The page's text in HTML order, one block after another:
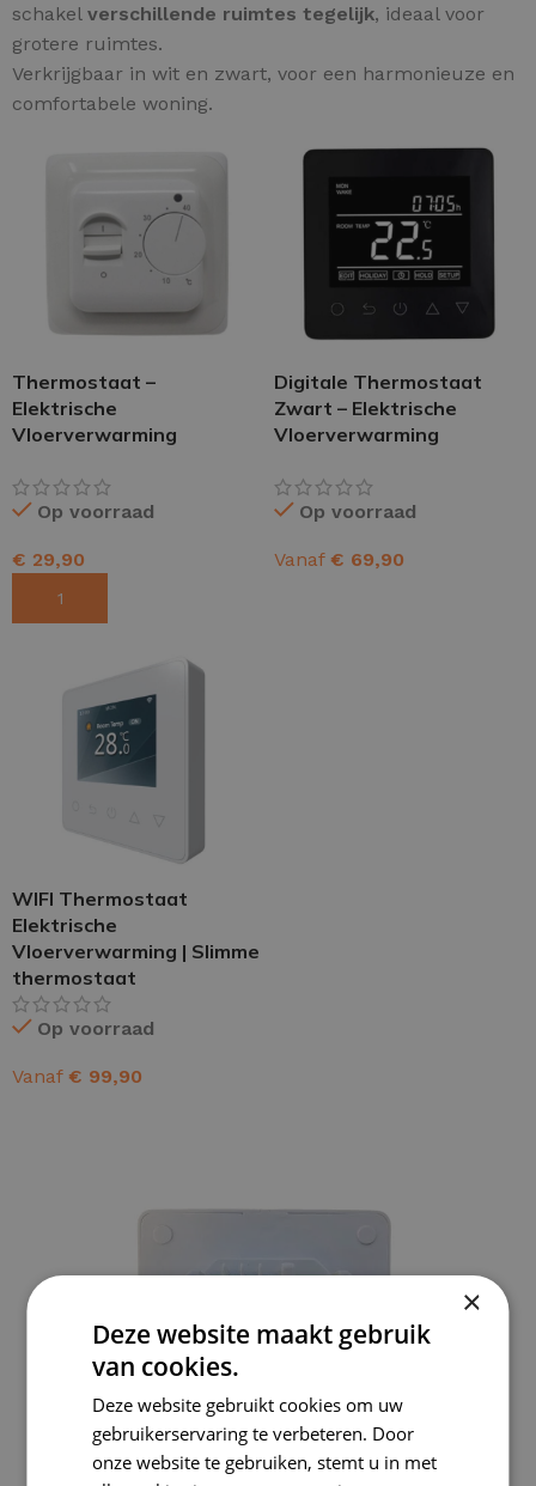
schakel verschillende ruimtes tegelijk, ideaal voor
grotere ruimtes.
Verkrijgbaar in wit en zwart, voor een harmonieuze en
comfortabele woning.
Thermostaat –
Elektrische
Vloerverwarming
Op voorraad
€ 29,90
Digitale Thermostaat
Zwart – Elektrische
Vloerverwarming
Op voorraad
Vanaf € 69,90
WIFI Thermostaat
Elektrische
Vloerverwarming | Slimme
thermostaat
Op voorraad
Vanaf € 99,90
×
Deze website maakt gebruik
van cookies.
Deze website gebruikt cookies om uw
gebruikerservaring te verbeteren. Door
onze website te gebruiken, stemt u in met